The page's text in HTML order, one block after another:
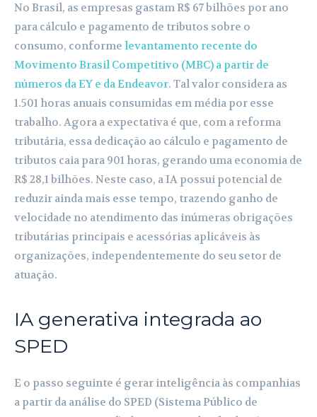
No Brasil, as empresas gastam R$ 67 bilhões por ano
para cálculo e pagamento de tributos sobre o
consumo, conforme levantamento recente do
Movimento Brasil Competitivo (MBC) a partir de
números da EY e da Endeavor. Tal valor considera as
1.501 horas anuais consumidas em média por esse
trabalho. Agora a expectativa é que, com a reforma
tributária, essa dedicação ao cálculo e pagamento de
tributos caia para 901 horas, gerando uma economia de
R$ 28,1 bilhões. Neste caso, a IA possui potencial de
reduzir ainda mais esse tempo, trazendo ganho de
velocidade no atendimento das inúmeras obrigações
tributárias principais e acessórias aplicáveis às
organizações, independentemente do seu setor de
atuação.
IA generativa integrada ao
SPED
E o passo seguinte é gerar inteligência às companhias
a partir da análise do SPED (Sistema Público de